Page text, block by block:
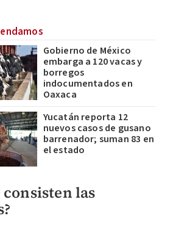
Gobierno de México
embarga a 120 vacas y
borregos
indocumentados en
Oaxaca
Yucatán reporta 12
nuevos casos de gusano
barrenador; suman 83 en
el estado
consisten las